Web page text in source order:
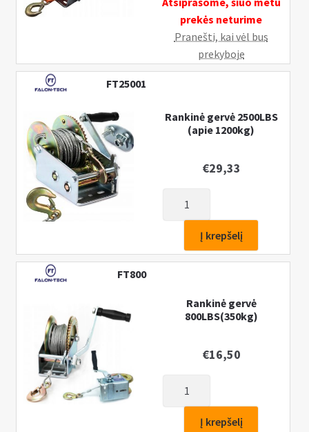
prekės neturime
Pranešti, kai vėl bus
prekyboje
FT25001
Rankinė gervė 2500LBS
(apie 1200kg)
€29,33
Rankinė
gervė
2500LBS
1200kg)
Į krepšelį
FT800
Rankinė gervė
800LBS(350kg)
€16,50
RankinėĮ krepšelį